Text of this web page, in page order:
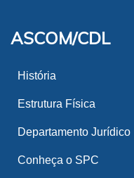
ASCOM/CDL
História
Estrutura Física
Departamento Jurídico
Conheça o SPC